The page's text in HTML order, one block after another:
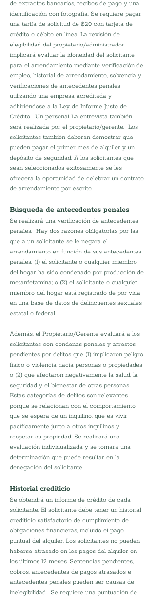
de extractos bancarios, recibos de pago y una
identificación con fotografía. Se requiere pagar
una tarifa de solicitud de $20 con tarjeta de
crédito o débito en línea. La revisión de
elegibilidad del propietario/administrador
implicará evaluar la idoneidad del solicitante
para el arrendamiento mediante verificación de
empleo, historial de arrendamiento, solvencia y
verificaciones de antecedentes penales
utilizando una empresa acreditada y
adhiriéndose a la Ley de Informe Justo de
Crédito.  Un personal La entrevista también
será realizada por el propietario/gerente.  Los
solicitantes también deberán demostrar que
pueden pagar el primer mes de alquiler y un
depósito de seguridad. A los solicitantes que
sean seleccionados exitosamente se les
ofrecerá la oportunidad de celebrar un contrato
de arrendamiento por escrito.
Búsqueda de antecedentes penales
Se realizará una verificación de antecedentes
penales.  Hay dos razones obligatorias por las
que a un solicitante se le negará el
arrendamiento en función de sus antecedentes
penales: (1) el solicitante o cualquier miembro
del hogar ha sido condenado por producción de
metanfetamina; o (2) el solicitante o cualquier
miembro del hogar está registrado de por vida
en una base de datos de delincuentes sexuales
estatal o federal.
Además, el Propietario/Gerente evaluará a los
solicitantes con condenas penales y arrestos
pendientes por delitos que (1) implicaron peligro
físico o violencia hacia personas o propiedades
o (2) que afectaron negativamente la salud, la
seguridad y el bienestar de otras personas.
Estas categorías de delitos son relevantes
porque se relacionan con el comportamiento
que se espera de un inquilino, que es vivir
pacíficamente junto a otros inquilinos y
respetar su propiedad. Se realizará una
evaluación individualizada y se tomará una
determinación que puede resultar en la
denegación del solicitante.
Historial crediticio
Se obtendrá un informe de crédito de cada
solicitante. El solicitante debe tener un historial
crediticio satisfactorio de cumplimiento de
obligaciones financieras, incluido el pago
puntual del alquiler. Los solicitantes no pueden
haberse atrasado en los pagos del alquiler en
los últimos 12 meses. Sentencias pendientes,
cobros, antecedentes de pagos atrasados e
antecedentes penales pueden ser causas de
inelegibilidad.  Se requiere una puntuación de